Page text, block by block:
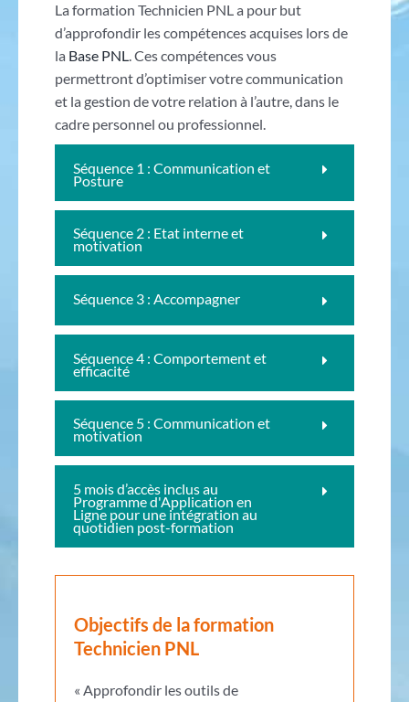
La formation Technicien PNL a pour but
d’approfondir les compétences acquises lors de
la Base PNL. Ces compétences vous
permettront d’optimiser votre communication
et la gestion de votre relation à l’autre, dans le
cadre personnel ou professionnel.
Séquence 1 : Communication et
Posture
Séquence 2 : Etat interne et
motivation
Séquence 3 : Accompagner
Séquence 4 : Comportement et
efficacité
Séquence 5 : Communication et
motivation
5 mois d’accès inclus au
Programme d'Application en
Ligne pour une intégration au
quotidien post-formation
Objectifs de la formation
Technicien PNL
« Approfondir les outils de